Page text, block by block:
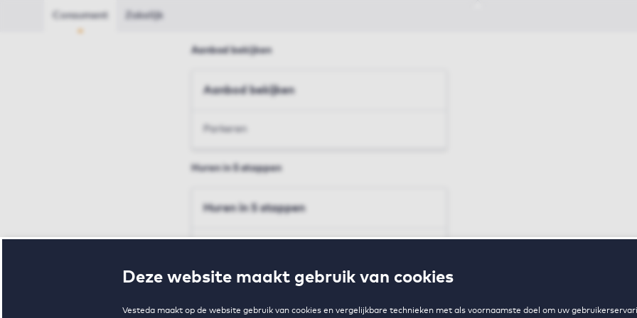
Deze website maakt gebruik van cookies
Vesteda maakt op de website gebruik van cookies en vergelijkbare technieken met als voornaamste doel om uw
Consument Zakelijk
Aanbod bekijken
Aanbod bekijken
Parkeren
Huren in 5 stappen
Huren in 5 stappen
Voorwaarden en toewijzing